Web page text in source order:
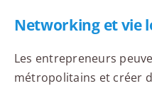
Networking et vie
Les entrepreneurs
métropolitains et créer